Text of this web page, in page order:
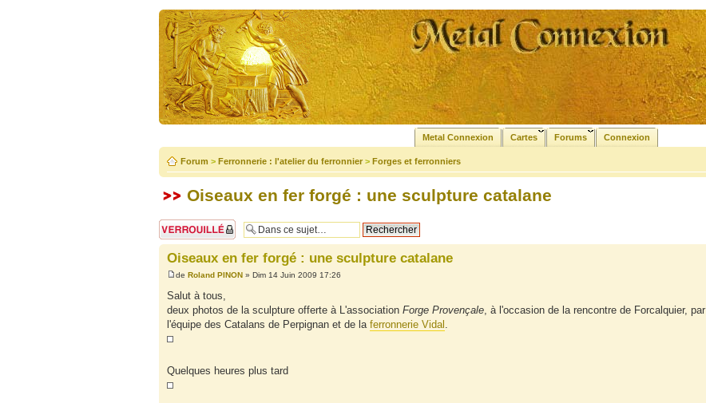
Metal Connexion Cartes Forums Connexion
Forum > Ferronnerie : l'atelier du ferronnier > Forges et ferronniers
Oiseaux en fer forgé : une sculpture catalane
Sujet verrouillé
Oiseaux en fer forgé : une sculpture catalane
de Roland PINON» Dim 14 Juin 2009 17:26
Salut à tous,
deux photos de la sculpture offerte à L'association Forge Provençale, à l'occasion de la rencontre de Forcalquier, par
l'équipe des Catalans de Perpignan et de la ferronnerie Vidal .
Quelques heures plus tard